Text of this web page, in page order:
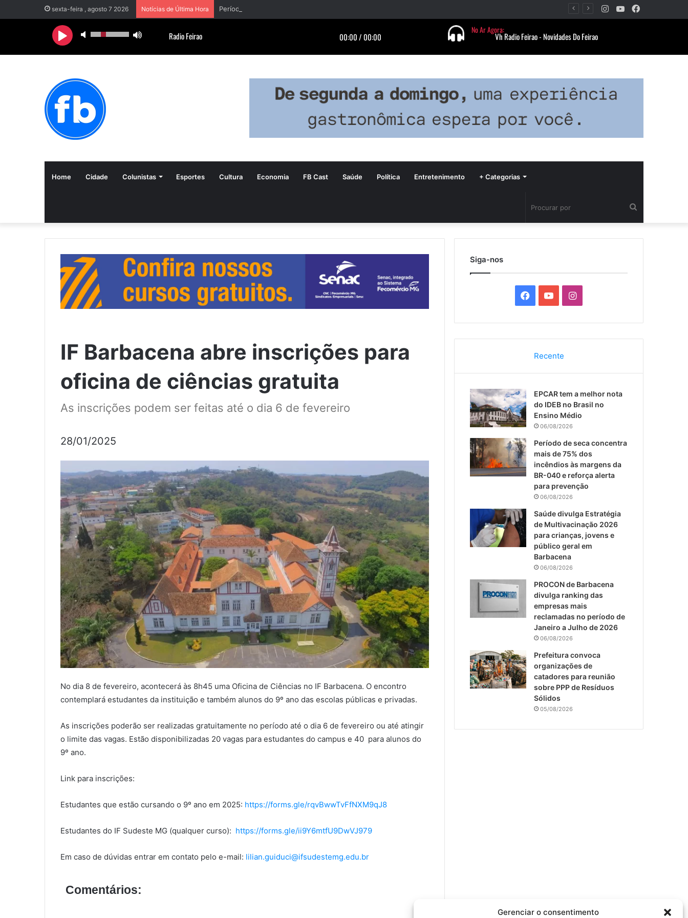
Gerenciar o consentimento
sexta-feira , agosto 7 2026 Notícias de Última Hora YouTube
Instagram
Home Cidade Colunistas Esportes Cultura Economia FB Cast Saúde Política Entretenimento + Categorias
por
IF Barbacena abre inscrições para
oficina de ciências gratuita
As inscrições podem ser feitas até o dia 6 de fevereiro
28/01/2025
No dia 8 de fevereiro, acontecerá às 8h45 uma Oficina de Ciências no IF Barbacena. O encontro
contemplará estudantes da instituição e também alunos do 9º ano das escolas públicas e privadas.
As inscrições poderão ser realizadas gratuitamente no período até o dia 6 de fevereiro ou até atingir
o limite das vagas. Estão disponibilizadas 20 vagas para estudantes do campus e 40 para alunos do
9º ano.
Link para inscrições:
Estudantes que estão cursando o 9º ano em 2025: https://forms.gle/rqvBwwTvFfNXM9qJ8
Estudantes do IF Sudeste MG (qualquer curso): https://forms.gle/ii9Y6mtfU9DwVJ979
Em caso de dúvidas entrar em contato pelo e-mail: lilian.guiduci@ifsudestemg.edu.br
Comentários:
Siga-nos
c
e
b
o
o
k
u
T
u
b
e
I
s
a
g
r
m
Recente
EPCAR tem a melhor nota
do IDEB no Brasil no
Ensino Médio
06/08/2026
Período de seca concentra
mais de 75% dos
incêndios às margens da
BR-040 e reforça alerta
para prevenção
06/08/2026
Saúde divulga Estratégia
de Multivacinação 2026
para crianças, jovens e
público geral em
Barbacena
06/08/2026
PROCON de Barbacena
divulga ranking das
empresas mais
reclamadas no período de
Janeiro a Julho de 2026
06/08/2026
Prefeitura convoca
organizações de
catadores para reunião
sobre PPP de Resíduos
Sólidos
05/08/2026